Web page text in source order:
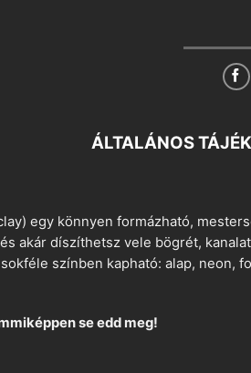
ÁLTALÁNOS
egy könnyen formázható,
akár díszíthetsz vele bögrét,
színben kapható: alap, neon,
se edd meg!